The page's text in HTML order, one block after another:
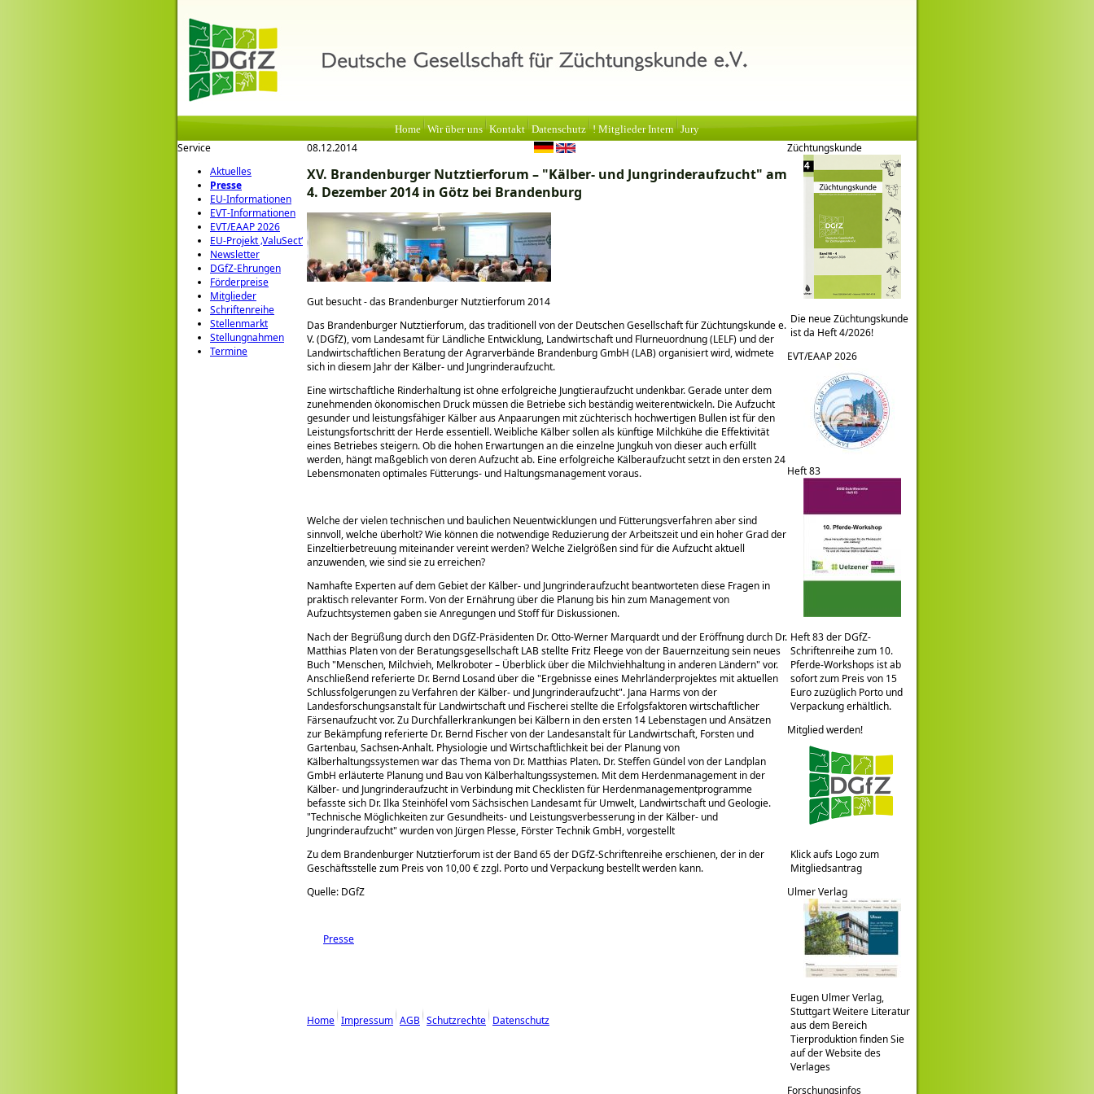
Home Wir über uns Kontakt Datenschutz ! Mitglieder Intern Jury
Service
Aktuelles
Presse
EU-Informationen
EVT-Informationen
EVT/EAAP 2026
EU-Projekt ‚ValuSect‘
Newsletter
DGfZ-Ehrungen
Förderpreise
Mitglieder
Schriftenreihe
Stellenmarkt
Stellungnahmen
Termine
08.12.2014
XV. Brandenburger Nutztierforum – Kälber- und Jungrinderaufzucht am
4. Dezember 2014 in Götz bei Brandenburg
Gut besucht - das Brandenburger Nutztierforum 2014
Das Brandenburger Nutztierforum, das traditionell von der Deutschen Gesellschaft für Züchtungskunde e.
V. (DGfZ), vom Landesamt für Ländliche Entwicklung, Landwirtschaft und Flurneuordnung (LELF) und der
Landwirtschaftlichen Beratung der Agrarverbände Brandenburg GmbH (LAB) organisiert wird, widmete
sich in diesem Jahr der Kälber- und Jungrinderaufzucht.
Eine wirtschaftliche Rinderhaltung ist ohne erfolgreiche Jungtieraufzucht undenkbar. Gerade unter dem
zunehmenden ökonomischen Druck müssen die Betriebe sich beständig weiterentwickeln. Die Aufzucht
gesunder und leistungsfähiger Kälber aus Anpaarungen mit züchterisch hochwertigen Bullen ist für den
Leistungsfortschritt der Herde essentiell. Weibliche Kälber sollen als künftige Milchkühe die Effektivität
eines Betriebes steigern. Ob die hohen Erwartungen an die einzelne Jungkuh von dieser auch erfüllt
werden, hängt maßgeblich von deren Aufzucht ab. Eine erfolgreiche Kälberaufzucht setzt in den ersten 24
Lebensmonaten optimales Fütterungs- und Haltungsmanagement voraus.
Welche der vielen technischen und baulichen Neuentwicklungen und Fütterungsverfahren aber sind
sinnvoll, welche überholt? Wie können die notwendige Reduzierung der Arbeitszeit und ein hoher Grad der
Einzeltierbetreuung miteinander vereint werden? Welche Zielgrößen sind für die Aufzucht aktuell
anzuwenden, wie sind sie zu erreichen?
Namhafte Experten auf dem Gebiet der Kälber- und Jungrinderaufzucht beantworteten diese Fragen in
praktisch relevanter Form. Von der Ernährung über die Planung bis hin zum Management von
Aufzuchtsystemen gaben sie Anregungen und Stoff für Diskussionen.
Nach der Begrüßung durch den DGfZ-Präsidenten Dr. Otto-Werner Marquardt und der Eröffnung durch Dr.
Matthias Platen von der Beratungsgesellschaft LAB stellte Fritz Fleege von der Bauernzeitung sein neues
Buch Menschen, Milchvieh, Melkroboter – Überblick über die Milchviehhaltung in anderen Ländern vor.
Anschließend referierte Dr. Bernd Losand über die Ergebnisse eines Mehrländerprojektes mit aktuellen
Schlussfolgerungen zu Verfahren der Kälber- und Jungrinderaufzucht . Jana Harms von der
Landesforschungsanstalt für Landwirtschaft und Fischerei stellte die Erfolgsfaktoren wirtschaftlicher
Färsenaufzucht vor. Zu Durchfallerkrankungen bei Kälbern in den ersten 14 Lebenstagen und Ansätzen
zur Bekämpfung referierte Dr. Bernd Fischer von der Landesanstalt für Landwirtschaft, Forsten und
Gartenbau, Sachsen-Anhalt. Physiologie und Wirtschaftlichkeit bei der Planung von
Kälberhaltungssystemen war das Thema von Dr. Matthias Platen. Dr. Steffen Gündel von der Landplan
GmbH erläuterte Planung und Bau von Kälberhaltungssystemen. Mit dem Herdenmanagement in der
Kälber- und Jungrinderaufzucht in Verbindung mit Checklisten für Herdenmanagementprogramme
befasste sich Dr. Ilka Steinhöfel vom Sächsischen Landesamt für Umwelt, Landwirtschaft und Geologie.
Technische Möglichkeiten zur Gesundheits- und Leistungsverbesserung in der Kälber- und
Jungrinderaufzucht wurden von Jürgen Plesse, Förster Technik GmbH, vorgestellt
Zu dem Brandenburger Nutztierforum ist der Band 65 der DGfZ-Schriftenreihe erschienen, der in der
Geschäftsstelle zum Preis von 10,00 € zzgl. Porto und Verpackung bestellt werden kann.
Quelle: DGfZ
Presse
Home Impressum AGB Schutzrechte Datenschutz
Züchtungskunde
Die neue Züchtungskunde
ist da Heft 4/2026!
EVT/EAAP 2026
Heft 83
Heft 83 der DGfZ-
Schriftenreihe zum 10.
Pferde-Workshops ist ab
sofort zum Preis von 15
Euro zuzüglich Porto und
Verpackung erhältlich.
Mitglied werden!
Klick aufs Logo zum
Mitgliedsantrag
Ulmer Verlag
Eugen Ulmer Verlag,
Stuttgart Weitere Literatur
aus dem Bereich
Tierproduktion finden Sie
auf der Website des
Verlages
Forschungsinfos